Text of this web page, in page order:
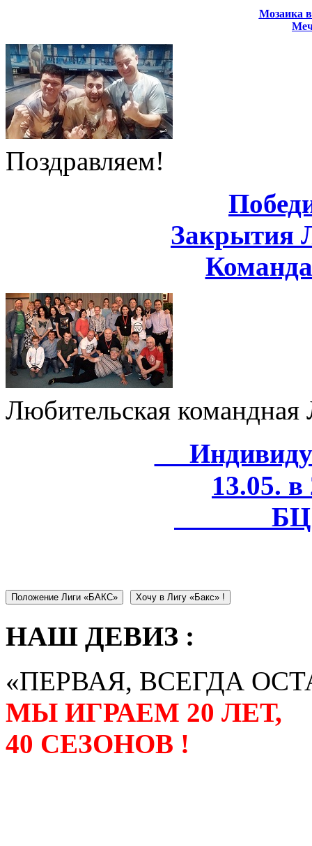
Мозаика в
Поздравляем!
Закрытия
Любительская
13.05.
БЦ
Положение Лиги «БАКС» Хочу в Лигу «Бакс» !
НАШ ДЕВИЗ :
«ПЕРВАЯ, ВСЕГДА
МЫ ИГРАЕМ 20 ЛЕТ,
40 СЕЗОНОВ !